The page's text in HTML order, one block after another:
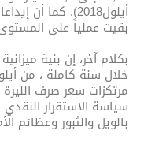
أيلول2018). كما
بقيت عملياً على المستوى ذاته، أي 6,3
بكلام آخر، إن بنية
مرتكزات سعر صرف
سياسة الاستقرار
بالويل والثبور وعظائم